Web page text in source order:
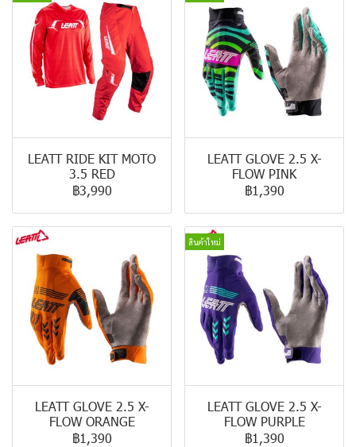
LEATT RIDE KIT MOTO
3.5 RED
฿3,990
LEATT GLOVE 2.5 X-
FLOW PINK
฿1,390
LEATT GLOVE 2.5 X-
FLOW ORANGE
฿1,390
สินค้าใหม่
LEATT GLOVE 2.5 X-
FLOW PURPLE
฿1,390